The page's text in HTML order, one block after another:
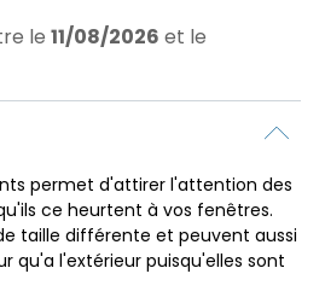
le 11/08/2026 et le
permet d'attirer l'attention des
ce heurtent à vos fenêtres.
taille différente et peuvent aussi
qu'a l'extérieur puisqu'elles sont